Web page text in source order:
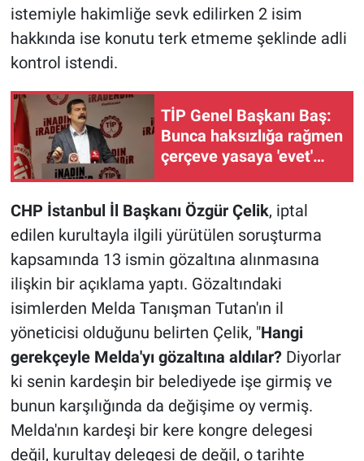
istemiyle hakimliğe sevk edilirken 2 isim
hakkında ise konutu terk etmeme şeklinde adli
kontrol istendi.
TİP Genel Başkanı Baş:
Bunca haksızlığa rağmen
çerçeve yasaya 'evet'
CHP İstanbul İl Başkanı Özgür Çelik, iptal
edilen kurultayla ilgili yürütülen soruşturma
kapsamında 13 ismin gözaltına alınmasına
ilişkin bir açıklama yaptı. Gözaltındaki
isimlerden Melda Tanışman Tutan'ın il
yöneticisi olduğunu belirten Çelik, "Hangi
gerekçeyle Melda'yı gözaltına aldılar?Diyorlar
ki senin kardeşin bir belediyede işe girmiş ve
bunun karşılığında da değişime oy vermiş.
Melda'nın kardeşi bir kere kongre delegesi
değil, kurultay delegesi de değil, o tarihte